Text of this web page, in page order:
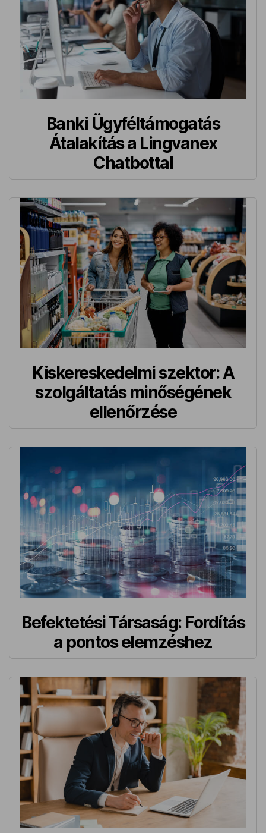
Banki Ügyféltámogatás
Átalakítás a Lingvanex
Chatbottal
Kiskereskedelmi szektor: A
szolgáltatás minőségének
ellenőrzése
Befektetési Társaság: Fordítás
a pontos elemzéshez